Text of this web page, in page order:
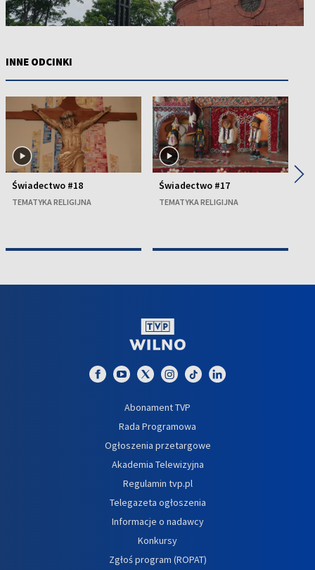
INNE ODCINKI
Świadectwo #18
TEMATYKA RELIGIJNA
Świadectwo #17
TEMATYKA RELIGIJNA
▶
Abonament TVP
Rada Programowa
Ogłoszenia przetargowe
Akademia Telewizyjna
Regulamin tvp.pl
Telegazeta ogłoszenia
Informacje o nadawcy
Konkursy
Zgłoś program (ROPAT)